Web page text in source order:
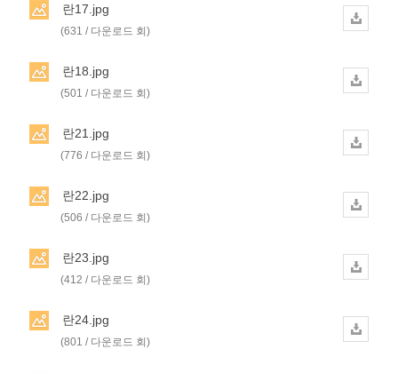
란17.jpg
(631 / 다운로드 회)
란18.jpg
(501 / 다운로드 회)
란21.jpg
(776 / 다운로드 회)
란22.jpg
(506 / 다운로드 회)
란23.jpg
(412 / 다운로드 회)
란24.jpg
(801 / 다운로드 회)